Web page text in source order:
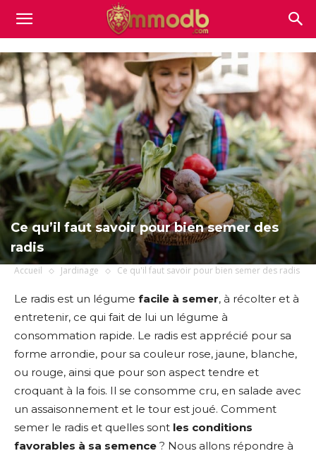
Mmodb.com
Ce qu’il faut savoir pour bien semer des
radis
Accueil Jardinage Ce qu'il faut savoir pour bien semer des radis
Le radis est un légume facile à semer, à récolter et à
entretenir, ce qui fait de lui un légume à
consommation rapide. Le radis est apprécié pour sa
forme arrondie, pour sa couleur rose, jaune, blanche,
ou rouge, ainsi que pour son aspect tendre et
croquant à la fois. Il se consomme cru, en salade avec
un assaisonnement et le tour est joué. Comment
semer le radis et quelles sont les conditions
favorables à sa semence ? Nous allons répondre à